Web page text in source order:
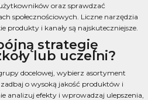
oraz sprawdzać
społecznościowych. Liczne narzędzia
produkty i kanały są najskuteczniejsze.
strategię
lub uczelni?
docelowej, wybierz asortyment
o wysoką jakość produktów i
analizuj efekty i wprowadzaj ulepszenia,